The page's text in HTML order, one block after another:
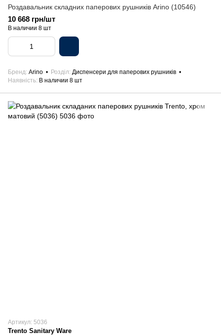
Роздавальник складних паперових рушників Arino (10546)
10 668 грн/шт
В наличии 8 шт
Бренд Arino Розділ Диспенсери для паперових рушників
Наявність В наличии 8 шт
Артикул: 5036
Trento Sanitary Ware